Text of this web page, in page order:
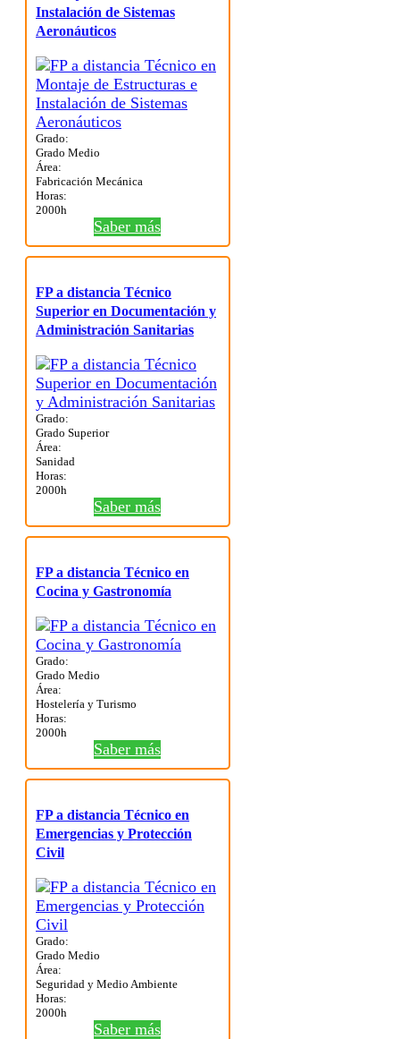
Instalación de Sistemas
Aeronáuticos
Grado:
Grado Medio
Área:
Fabricación Mecánica
Horas:
2000h
Saber más
FP a distancia Técnico
Superior en Documentación y
Administración Sanitarias
Grado:
Grado Superior
Área:
Sanidad
Horas:
2000h
Saber más
FP a distancia Técnico en
Cocina y Gastronomía
Grado:
Grado Medio
Área:
Hostelería y Turismo
Horas:
2000h
Saber más
FP a distancia Técnico en
Emergencias y Protección
Civil
Grado:
Grado Medio
Área:
Seguridad y Medio Ambiente
Horas:
2000h
Saber más